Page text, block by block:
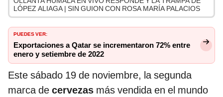
LÓPEZ ALIAGA | SIN GUION CON ROSA MARÍA PALACIOS
PUEDES VER:
Exportaciones a Qatar se incrementaron 72% entre
enero y setiembre de 2022
Este sábado 19 de noviembre, la segunda
marca de cervezas más vendida en el mundo